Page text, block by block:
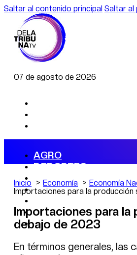
Saltar al contenido principal Saltar al
07 de agosto de 2026
AGRO
DEPORTES
ECONOMÍA
POLÍTICA
DATA FIRME
DE LA TRIBUNA TV
Inicio Economía
Economía
Importaciones para la
Importaciones para la
debajo de 2023
En términos generales, las